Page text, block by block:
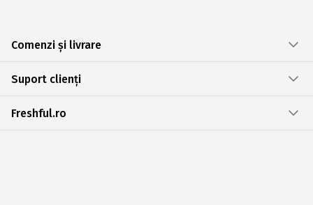
Comenzi și livrare
Suport clienți
Freshful.ro